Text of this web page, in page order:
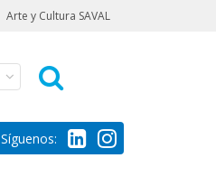
Arte y Cultura SAVAL
Síguenos: